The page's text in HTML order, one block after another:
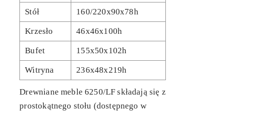
Stół 160/220x90x78h
Krzesło 46x46x100h
Bufet 155x50x102h
Witryna 236x48x219h
Drewniane meble 6250/LF składają się z
prostokątnego stołu (dostępnego w